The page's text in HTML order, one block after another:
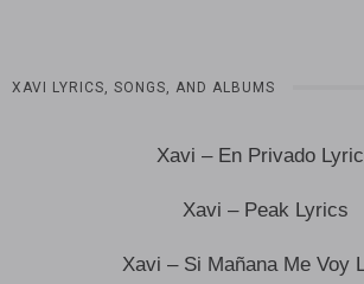
XAVI LYRICS, SONGS, AND ALBUMS
Xavi – En Privado
Xavi – Peak Lyrics
Xavi – Si Mañana Me Voy